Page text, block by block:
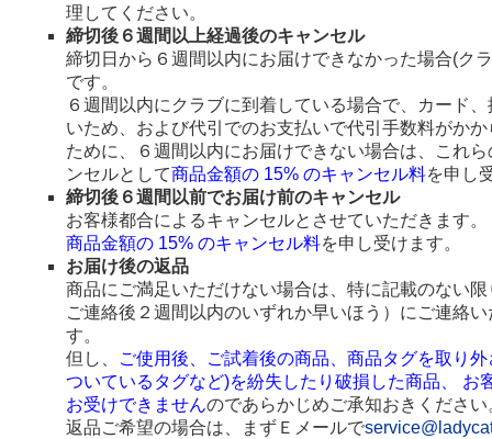
理してください。
締切後６週間以上経過後のキャンセル
締切日から６週間以内にお届けできなかった場合(ク
です。
６週間以内にクラブに到着している場合で、カード
いため、および代引でのお支払いで代引手数料がか
ために、６週間以内にお届けできない場合は、これ
ンセルとして商品金額の 15% のキャンセル料を申し
締切後６週間以前でお届け前のキャンセル
お客様都合によるキャンセルとさせていただきます。
商品金額の 15% のキャンセル料を申し受けます。
お届け後の返品
商品にご満足いただけない場合は、特に記載のない
ご連絡後２週間以内のいずれか早いほう）にご連絡
す。
但し、
ご使用後、ご試着後の商品、商品タグを取り
ついているタグなど)を紛失したり破損した商品、
お受けできませんのであらかじめご承知おきください
返品ご希望の場合は、まずＥメールで